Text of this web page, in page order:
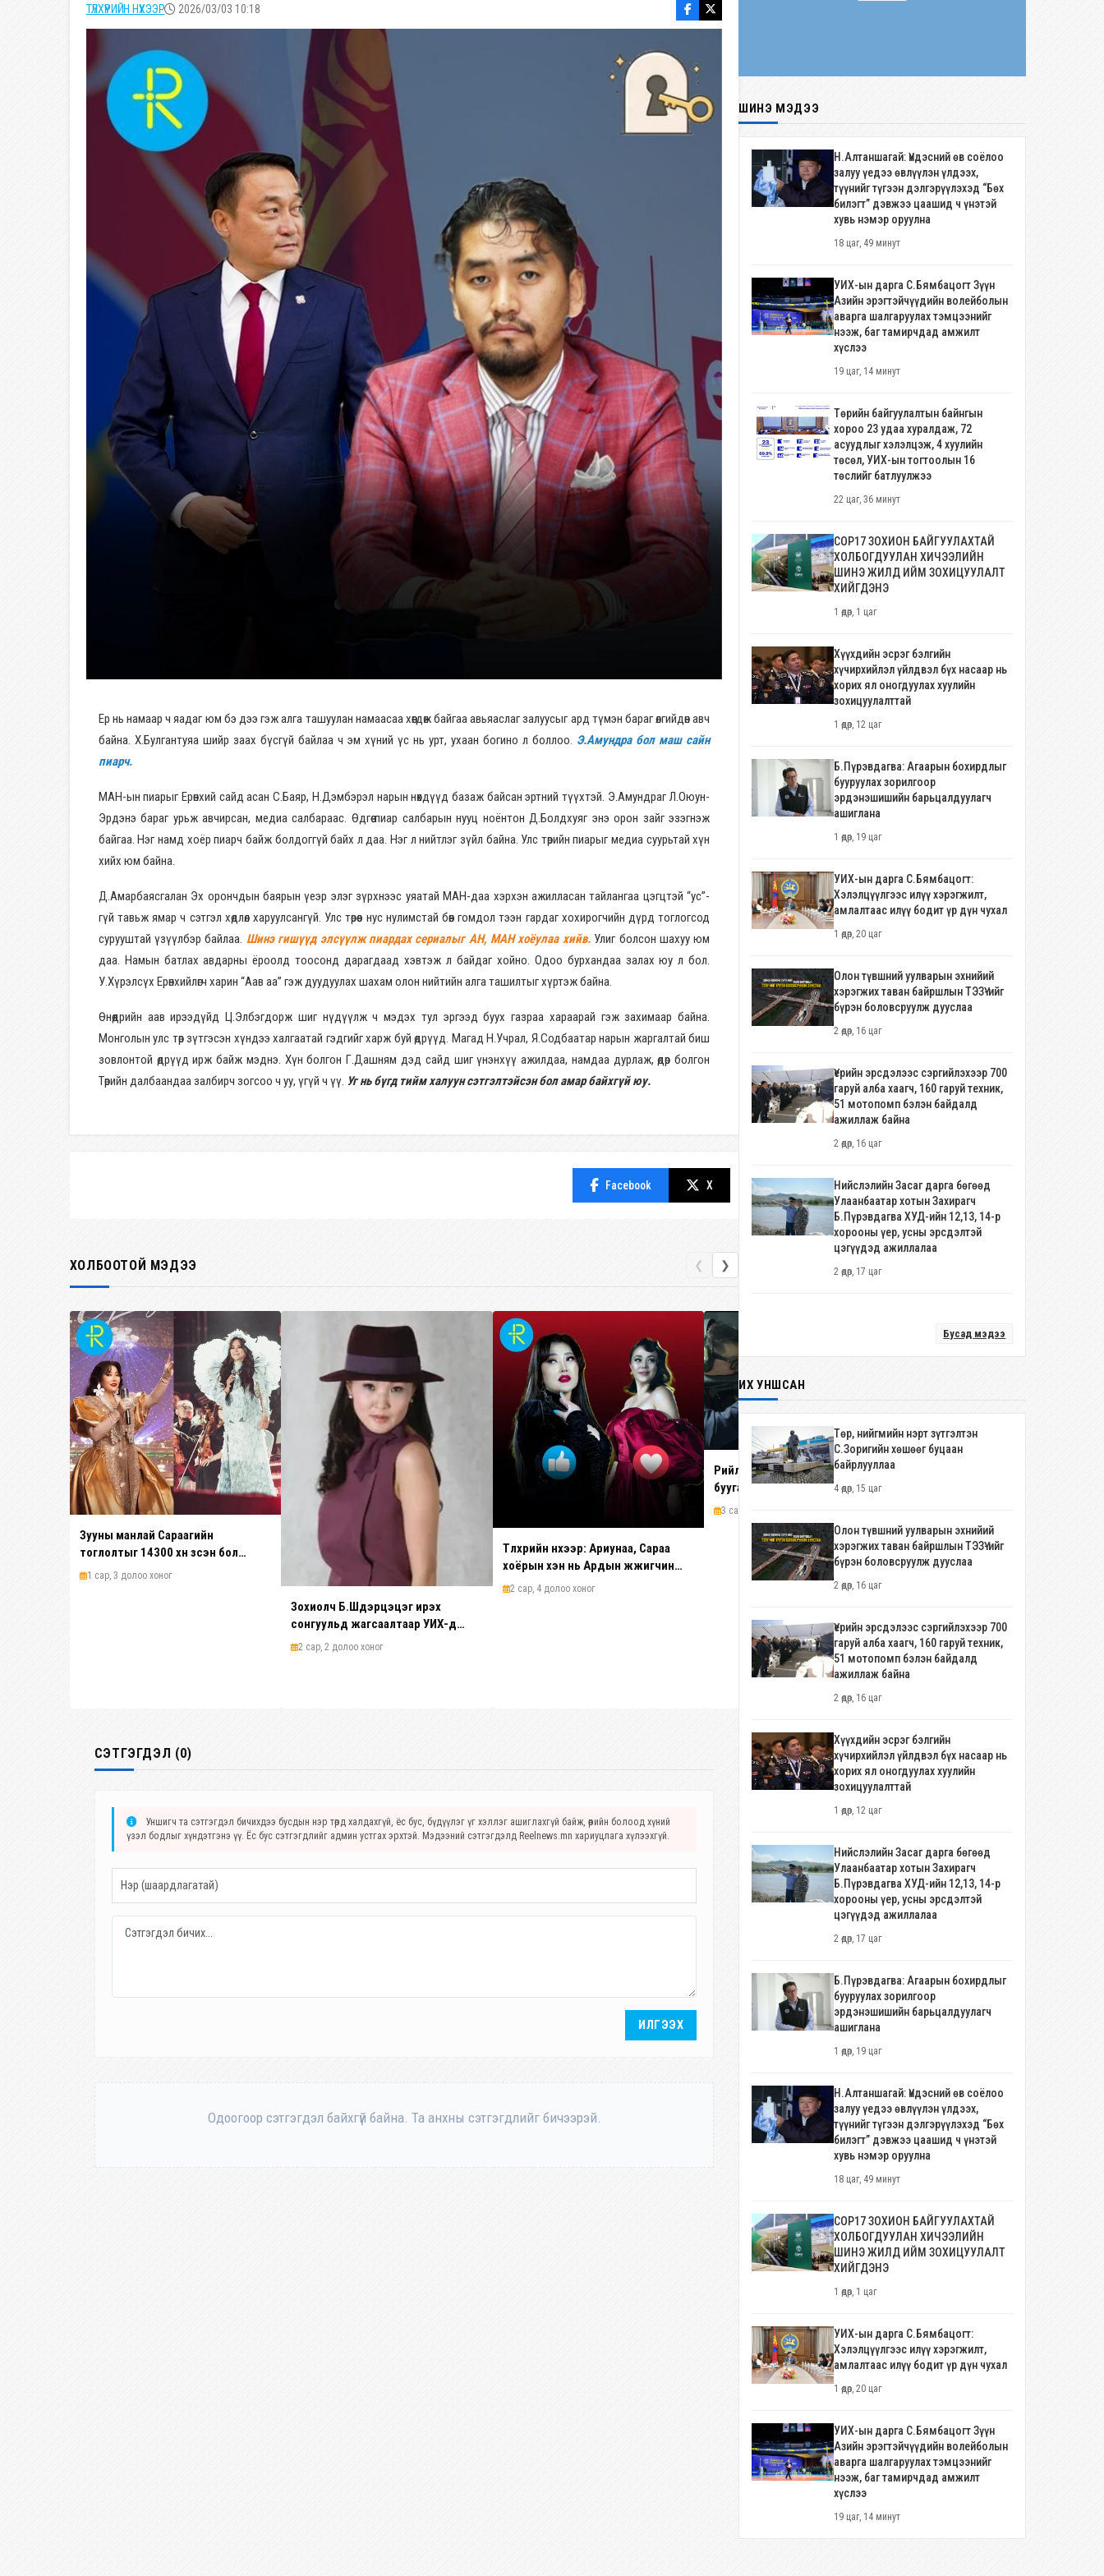
ТҮЛХҮҮРИЙН НҮХЭЭР 2026/03/03 10:18
Ер нь намаар ч яадаг юм бэ дээ гэж алга ташуулан намаасаа хөөгдөж байгаа авьяаслаг залуусыг ард түмэн бараг өлгийдөн авч
байна. Х.Булгантуяа шийр заах бүсгүй байлаа ч эм хүний үс нь урт, ухаан богино л боллоо. Э.Амундра бол маш сайн
пиарч.
МАН-ын пиарыг Ерөнхий сайд асан С.Баяр, Н.Дэмбэрэл нарын нөхдүүд базаж байсан эртний түүхтэй. Э.Амундраг Л.Оюун-
Эрдэнэ бараг урьж авчирсан, медиа салбараас. Өдгөө пиар салбарын нууц ноёнтон Д.Болдхуяг энэ орон зайг эзэгнэж
байгаа. Нэг намд хоёр пиарч байж болдоггүй байх л даа. Нэг л нийтлэг зүйл байна. Улс төрийн пиарыг медиа суурьтай хүн
хийх юм байна.
Д.Амарбаясгалан Эх орончдын баярын үеэр элэг зүрхнээс уяатай МАН-даа хэрхэн ажилласан тайлангаа цэгцтэй “ус”-
гүй тавьж ямар ч сэтгэл хөдлөл харуулсангүй. Улс төрөөс нус нулимстай бөөн гомдол тээн гардаг хохирогчийн дүрд тоглогсод
сурууштай үзүүлбэр байлаа. Шинэ гишүүд элсүүлж пиардах сериалыг АН, МАН хоёулаа хийв.Улиг болсон шахуу юм
даа. Намын батлах авдарны ёроолд тоосонд дарагдаад хэвтэж л байдаг хойно. Одоо бурхандаа залах юу л бол.
У.Хүрэлсүх Ерөнхийлөгч харин “Аав аа” гэж дуудуулах шахам олон нийтийн алга ташилтыг хүртэж байна.
Өнөөдрийн аав ирээдүйд Ц.Элбэгдорж шиг нүдүүлж ч мэдэх тул эргээд буух газраа хараарай гэж захимаар байна.
Монголын улс төр зүтгэсэн хүндээ халгаатай гэдгийг харж буй өдрүүд. Магад Н.Учрал, Я.Содбаатар нарын жаргалтай биш
зовлонтой өдрүүд ирж байж мэднэ. Хүн болгон Г.Дашням дэд сайд шиг үнэнхүү ажилдаа, намдаа дурлаж, өдөр болгон
Төрийн далбаандаа залбирч зогсоо ч уу, үгүй ч үү. Уг нь бүгд тийм халуун сэтгэлтэйсэн бол амар байхгүй юу.
Facebook X
ХОЛБООТОЙ МЭДЭЭ ❮ ❯
Зууны манлай Сараагийн
тоглолтыг 14300 хүн үзсэн бол
Т.Ариунаагийн тоглолтыг 35000 хүн
1 сар, 3 долоо хоног
Зохиолч Б.Шүүдэрцэцэг ирэх
сонгуульд жагсаалтаар УИХ-д
орно гэв үү?
2 сар, 2 долоо хоног
Түлхүүрийн нүхээр: Ариунаа, Сараа
хоёрын хэн нь Ардын жүжигчин
болох вэ?
2 сар, 4 долоо хоног
Рийлсийн од Г.Занданшатар
буугаар имижээ бүрдүүлж comeback
хийв
3 сар
НИТХ-д боловсролтой, ажилсаг,
хотын залуусаас илүү цүнх баригч
СЭТГЭГДЭЛ (0)
Уншигч та сэтгэгдэл бичихдээ бусдын нэр төрд халдахгүй, ёс бус, бүдүүлэг үг хэллэг ашиглахгүй байж, өөрийн болоод хүний
үзэл бодлыг хүндэтгэнэ үү. Ёс бус сэтгэгдлийг админ устгах эрхтэй. Мэдээний сэтгэгдэлд Reelnews.mn хариуцлага хүлээхгүй.
ИЛГЭЭХ
Одоогоор сэтгэгдэл байхгүй байна. Та анхны сэтгэгдлийг бичээрэй.
ШИНЭ МЭДЭЭ
Н.Алтаншагай: Үндэсний өв соёлоо
залуу үедээ өвлүүлэн үлдээх,
түүнийг түгээн дэлгэрүүлэхэд “Бөх
билэгт” дэвжээ цаашид ч үнэтэй
хувь нэмэр оруулна
18 цаг, 49 минут
УИХ-ын дарга С.Бямбацогт Зүүн
Азийн эрэгтэйчүүдийн волейболын
аварга шалгаруулах тэмцээнийг
нээж, баг тамирчдад амжилт
хүслээ
19 цаг, 14 минут
Төрийн байгуулалтын байнгын
хороо 23 удаа хуралдаж, 72
асуудлыг хэлэлцэж, 4 хуулийн
төсөл, УИХ-ын тогтоолын 16
төслийг батлуулжээ
22 цаг, 36 минут
COP17 ЗОХИОН БАЙГУУЛАХТАЙ
ХОЛБОГДУУЛАН ХИЧЭЭЛИЙН
ШИНЭ ЖИЛД ИЙМ ЗОХИЦУУЛАЛТ
ХИЙГДЭНЭ
1 өдөр, 1 цаг
Хүүхдийн эсрэг бэлгийн
хүчирхийлэл үйлдвэл бүх насаар нь
хорих ял оногдуулах хуулийн
зохицуулалттай
1 өдөр, 12 цаг
Б.Пүрэвдагва: Агаарын бохирдлыг
бууруулах зорилгоор
эрдэнэшишийн барьцалдуулагч
ашиглана
1 өдөр, 19 цаг
УИХ-ын дарга С.Бямбацогт:
Хэлэлцүүлгээс илүү хэрэгжилт,
амлалтаас илүү бодит үр дүн чухал
1 өдөр, 20 цаг
Олон түвшний уулварын эхнийий
хэрэгжих таван байршлын ТЭЗҮ-ийг
бүрэн боловсруулж дууслаа
2 өдөр, 16 цаг
Үерийн эрсдэлээс сэргийлэхээр 700
гаруй алба хаагч, 160 гаруй техник,
51 мотопомп бэлэн байдалд
ажиллаж байна
2 өдөр, 16 цаг
Нийслэлийн Засаг дарга бөгөөд
Улаанбаатар хотын Захирагч
Б.Пүрэвдагва ХУД-ийн 12,13, 14-р
хорооны үер, усны эрсдэлтэй
цэгүүдэд ажиллалаа
2 өдөр, 17 цаг
Бусад мэдээ
ИХ УНШСАН
Төр, нийгмийн нэрт зүтгэлтэн
С.Зоригийн хөшөөг буцаан
байрлууллаа
4 өдөр, 15 цаг
Олон түвшний уулварын эхнийий
хэрэгжих таван байршлын ТЭЗҮ-ийг
бүрэн боловсруулж дууслаа
2 өдөр, 16 цаг
Үерийн эрсдэлээс сэргийлэхээр 700
гаруй алба хаагч, 160 гаруй техник,
51 мотопомп бэлэн байдалд
ажиллаж байна
2 өдөр, 16 цаг
Хүүхдийн эсрэг бэлгийн
хүчирхийлэл үйлдвэл бүх насаар нь
хорих ял оногдуулах хуулийн
зохицуулалттай
1 өдөр, 12 цаг
Нийслэлийн Засаг дарга бөгөөд
Улаанбаатар хотын Захирагч
Б.Пүрэвдагва ХУД-ийн 12,13, 14-р
хорооны үер, усны эрсдэлтэй
цэгүүдэд ажиллалаа
2 өдөр, 17 цаг
Б.Пүрэвдагва: Агаарын бохирдлыг
бууруулах зорилгоор
эрдэнэшишийн барьцалдуулагч
ашиглана
1 өдөр, 19 цаг
Н.Алтаншагай: Үндэсний өв соёлоо
залуу үедээ өвлүүлэн үлдээх,
түүнийг түгээн дэлгэрүүлэхэд “Бөх
билэгт” дэвжээ цаашид ч үнэтэй
хувь нэмэр оруулна
18 цаг, 49 минут
COP17 ЗОХИОН БАЙГУУЛАХТАЙ
ХОЛБОГДУУЛАН ХИЧЭЭЛИЙН
ШИНЭ ЖИЛД ИЙМ ЗОХИЦУУЛАЛТ
ХИЙГДЭНЭ
1 өдөр, 1 цаг
УИХ-ын дарга С.Бямбацогт:
Хэлэлцүүлгээс илүү хэрэгжилт,
амлалтаас илүү бодит үр дүн чухал
1 өдөр, 20 цаг
УИХ-ын дарга С.Бямбацогт Зүүн
Азийн эрэгтэйчүүдийн волейболын
аварга шалгаруулах тэмцээнийг
нээж, баг тамирчдад амжилт
хүслээ
19 цаг, 14 минут